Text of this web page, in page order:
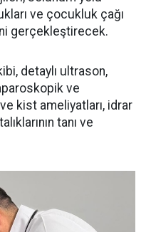
ve çocukluk çağı
gerçekleştirecek.
detaylı ultrason,
ve
kist ameliyatları, idrar
tanı ve